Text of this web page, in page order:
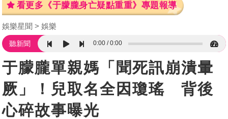
看更多《于朦朧身亡疑點重重》專題報導
娛樂星聞 娛樂
聽新聞 0:00 0:00
于朦朧單親媽「聞死訊崩潰暈
厥」！兒取名全因瓊瑤 背後
心碎故事曝光